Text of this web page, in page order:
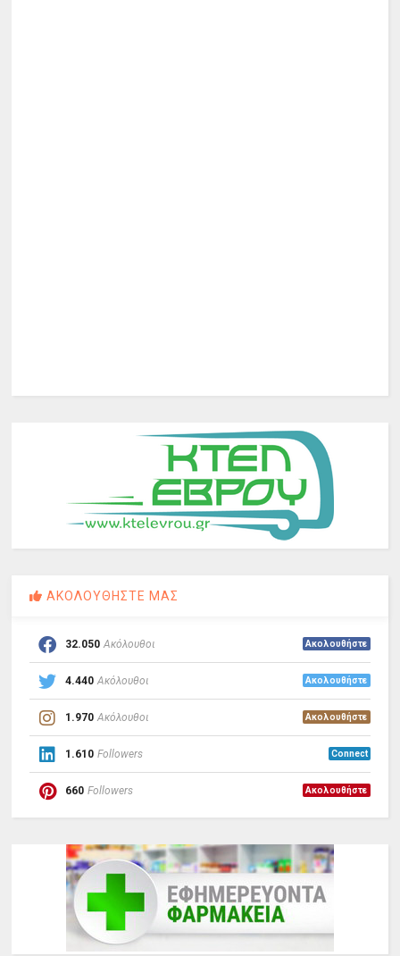
ΑΚΟΛΟΥΘΗΣΤΕ ΜΑΣ
32.050 Ακόλουθοι Ακολουθήστε
4.440 Ακόλουθοι Ακολουθήστε
1.970 Ακόλουθοι Ακολουθήστε
1.610 Followers Connect
660 Followers Ακολουθήστε